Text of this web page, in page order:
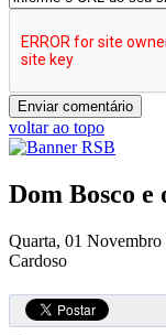
voltar ao topo
Dom Bosco
Quarta, 01
Cardoso